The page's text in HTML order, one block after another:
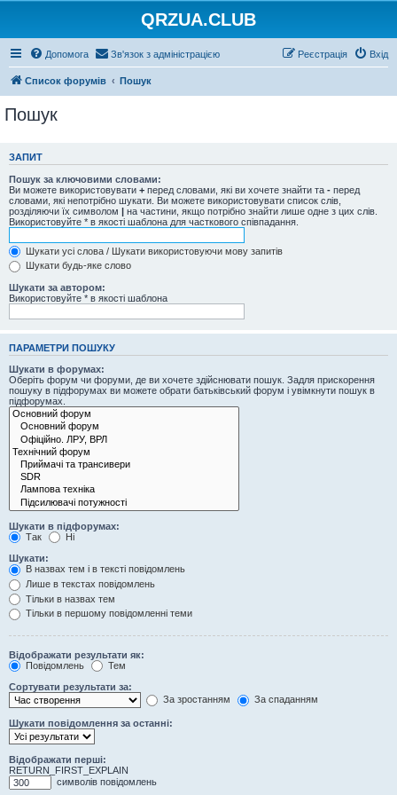
QRZUA.CLUB
Допомога Зв'язок з адміністрацією Вхід
Реєстрація
Список форумів Пошук
Пошук
ЗАПИТ
Пошук за ключовими словами:
Ви можете використовувати + перед словами, які ви хочете знайти та - перед
словами, які непотрібно шукати. Ви можете використовувати список слів,
розділяючи їх символом | на частини, якщо потрібно знайти лише одне з цих слів.
Використовуйте * в якості шаблона для часткового співпадання.
Шукати усі слова / Шукати використовуючи мову запитів
Шукати будь-яке слово
Шукати за автором:
Використовуйте * в якості шаблона
ПАРАМЕТРИ ПОШУКУ
Шукати в форумах:
Оберіть форум чи форуми, де ви хочете здійснювати пошук. Задля прискорення
пошуку в підфорумах ви можете обрати батьківський форум і увімкнути пошук в
підфорумах.
Шукати в підфорумах:
Так
Ні
Шукати:
В назвах тем і в тексті повідомлень
Лише в текстах повідомлень
Тільки в назвах тем
Тільки в першому повідомленні теми
Відображати результати як:
Повідомлень
Тем
Сортувати результати за:
За зростанням
За спаданням
Шукати повідомлення за останні:
Відображати перші:
RETURN_FIRST_EXPLAIN
символів повідомлень